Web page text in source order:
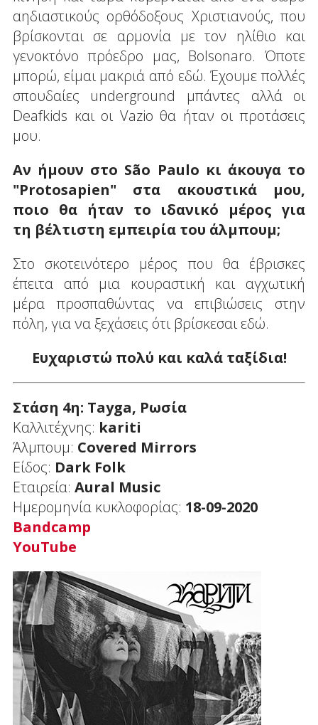
αηδιαστικούς ορθόδοξους Χριστιανούς, που
βρίσκονται σε αρμονία με τον ηλίθιο και
γενοκτόνο πρόεδρο μας, Bolsonaro. Όποτε
μπορώ, είμαι μακριά από εδώ. Έχουμε πολλές
σπουδαίες underground μπάντες αλλά οι
Deafkids και οι Vazio θα ήταν οι προτάσεις
μου.
Αν ήμουν στο São Paulo κι άκουγα το
"Protosapien" στα ακουστικά μου,
ποιο θα ήταν το ιδανικό μέρος για
τη βέλτιστη εμπειρία του άλμπουμ;
Στο σκοτεινότερο μέρος που θα έβρισκες
έπειτα από μια κουραστική και αγχωτική
μέρα προσπαθώντας να επιβιώσεις στην
πόλη, για να ξεχάσεις ότι βρίσκεσαι εδώ.
Ευχαριστώ πολύ και καλά ταξίδια!
Στάση 4η: Tayga, Ρωσία
Καλλιτέχνης: kariti
Άλμπουμ: Covered Mirrors
Είδος: Dark Folk
Εταιρεία: Aural Music
Ημερομηνία κυκλοφορίας: 18-09-2020
Bandcamp
YouTube